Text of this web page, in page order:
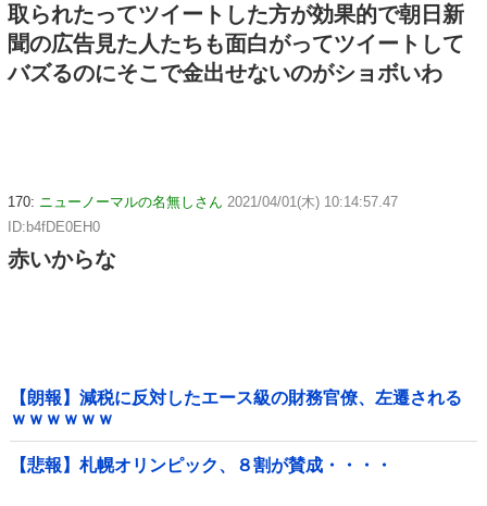
取られたってツイートした方が効果的で朝日新
聞の広告見た人たちも面白がってツイートして
バズるのにそこで金出せないのがショボいわ
170: ニューノーマルの名無しさん 2021/04/01(木) 10:14:57.47
ID:b4fDE0EH0
赤いからな
【朗報】減税に反対したエース級の財務官僚、左遷される
ｗｗｗｗｗｗ
【悲報】札幌オリンピック、８割が賛成・・・・